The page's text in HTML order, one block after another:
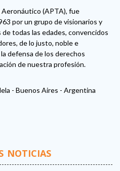
(APTA), fue
por un grupo de visionarios y
todas las edades, convencidos
de lo justo, noble e
defensa de los derechos
de nuestra profesión.
- Buenos Aires - Argentina
NOTICIAS